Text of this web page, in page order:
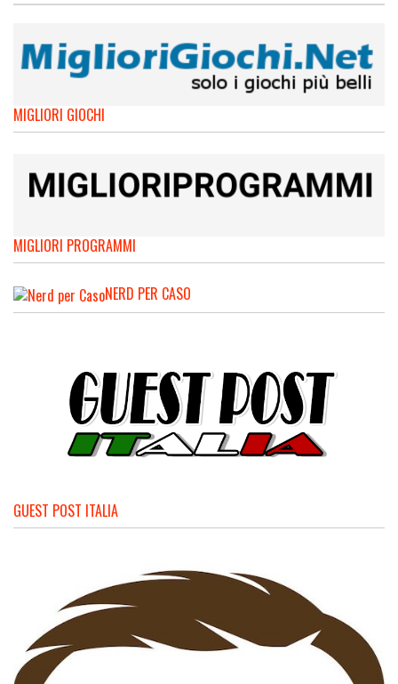
MIGLIORI GIOCHI
MIGLIORI PROGRAMMI
NERD PER CASO
GUEST POST ITALIA